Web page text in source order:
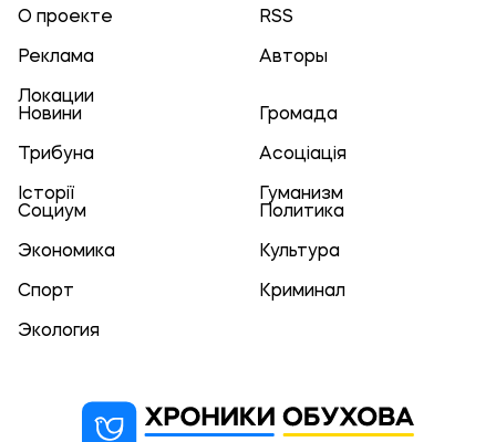
О проекте RSS
Реклама Авторы
Локации
Новини
Громада
Трибуна Асоціація
Історії
Гуманизм
Социум
Политика
Экономика Культура
Спорт Криминал
Экология